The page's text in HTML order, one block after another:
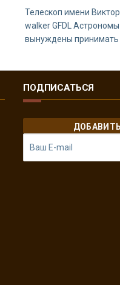
Телескоп имени
walker GFDL
вынуждены
ПОДПИСАТЬСЯ